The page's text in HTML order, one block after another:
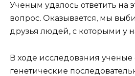
Ученым удалось ответить на
вопрос. Оказывается, мы
друзья людей, с которыми у
В ходе исследования ученые
генетические